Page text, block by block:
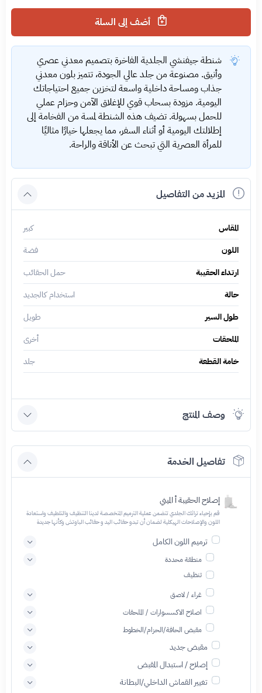
شنطة جيفنشي الجلدية الفاخرة بتصميم معدني عصري
وأنيق. مصنوعة من جلد عالي الجودة، تتميز بلون معدني
جذاب ومساحة داخلية واسعة لتخزين جميع احتياجاتك
اليومية. مزودة بسحاب قوي للإغلاق الآمن وحزام عملي
للحمل بسهولة. تضيف هذه الشنطة لمسة من الفخامة إلى
إطلالتك اليومية أو أثناء السفر، مما يجعلها خيارًا مثاليًا
للمرأة العصرية التي تبحث عن الأناقة والراحة.
المزيد من التفاصيل
المقاس
كبير
اللون
فضة
ارتداء الحقيبة
حمل الحقائب
حالة
استخدام كالجديد
طول السير
طويل
الملحقات
أخرى
خامة القطعة
جلد
وصف المنتج
تفاصيل الخدمة
إصلاح الحقيبة أ الميني
قم بإحياء تراثك الجلدي تتضمن عملية الترميم المتخصصة لدينا التنظيف والتلطيف واستعادة
اللون والإصلاحات الهيكلية لضمان أن تبدو حقائب اليد و حقائب الباوتش وكأنها جديدة
ترميم اللون الكامل
منطقة محددة
تنظيف
غراء / لاصق
اصلاح الاكسسوارات / الملحقات
مقبض الحافة/الحزام/الخطوط
مقبض جديد
إصلاح / استبدال المقبض
تغيير القماش الداخلي/البطانة